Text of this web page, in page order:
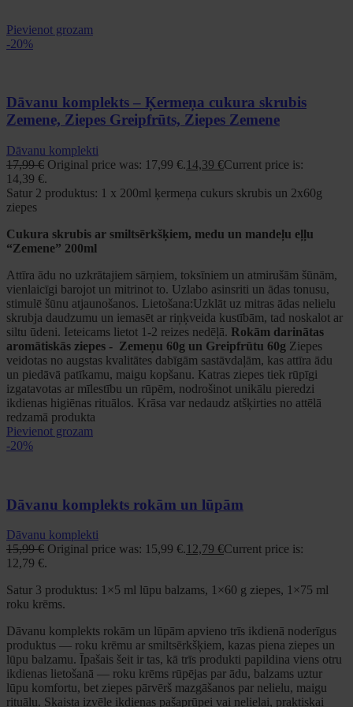
Pievienot grozam
-20%
Dāvanu komplekts – Ķermeņa cukura skrubis
Zemene, Ziepes Greipfrūts, Ziepes Zemene
Dāvanu komplekti
17,99€ Original price was: 17,99 €.14,39 €Current price is:
14,39 €.
Satur 2 produktus: 1 x 200ml ķermeņa cukurs skrubis un 2x60g
ziepes
Cukura skrubis ar smiltsērkšķiem, medu un mandeļu eļļu
“Zemene” 200ml
Attīra ādu no uzkrātajiem sārņiem, toksīniem un atmirušām šūnām,
vienlaicīgi barojot un mitrinot to. Uzlabo asinsriti un ādas tonusu,
stimulē šūnu atjaunošanos. Lietošana:Uzklāt uz mitras ādas nelielu
skrubja daudzumu un iemasēt ar riņķveida kustībām, tad noskalot ar
siltu ūdeni. Ieteicams lietot 1-2 reizes nedēļā. Rokām darinātas
aromātiskās ziepes - Zemeņu 60g un Greipfrūtu 60g Ziepes
veidotas no augstas kvalitātes dabīgām sastāvdaļām, kas attīra ādu
un piedāvā patīkamu, maigu kopšanu. Katras ziepes tiek rūpīgi
izgatavotas ar mīlestību un rūpēm, nodrošinot unikālu pieredzi
ikdienas higiēnas rituālos. Krāsa var nedaudz atšķirties no attēlā
redzamā produkta
Pievienot grozam
-20%
Dāvanu komplekts rokām un lūpām
Dāvanu komplekti
15,99€ Original price was: 15,99 €.12,79 €Current price is:
12,79 €.
Satur 3 produktus: 1×5 ml lūpu balzams, 1×60 g ziepes, 1×75 ml
roku krēms.
Dāvanu komplekts rokām un lūpām apvieno trīs ikdienā noderīgus
produktus — roku krēmu ar smiltsērkšķiem, kazas piena ziepes un
lūpu balzamu. Īpašais šeit ir tas, kā trīs produkti papildina viens otru
ikdienas lietošanā — roku krēms rūpējas par ādu, balzams uztur
lūpu komfortu, bet ziepes pārvērš mazgāšanos par nelielu, maigu
rituālu. Skaista izvēle ikdienas pašaprūpei vai nelielai, praktiskai